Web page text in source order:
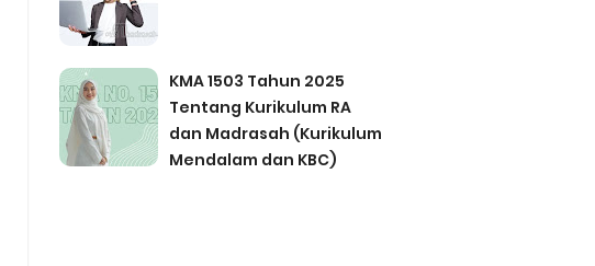
KMA 1503 Tahun 2025
Tentang Kurikulum RA
dan Madrasah (Kurikulum
Mendalam dan KBC)